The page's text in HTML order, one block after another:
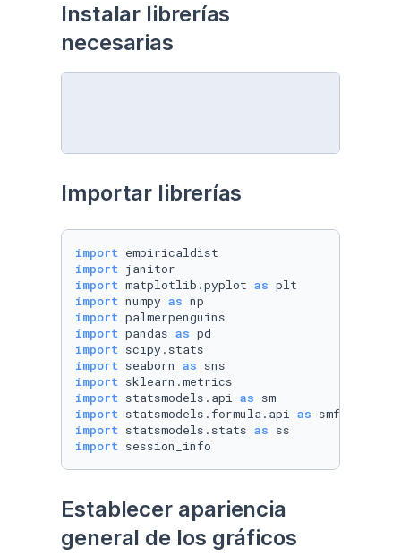
Instalar librerías
necesarias
Importar librerías
import
import
import matplotlib.pyplot as
import numpy as
import
import pandas as
import
import seaborn as
import
import statsmodels.api as
import statsmodels.formula.api as
import statsmodels.stats as
import session_info
Establecer apariencia
general de los gráficos